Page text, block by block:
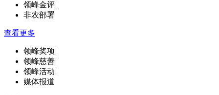
领峰金评|
非农部署
查看更多
领峰奖项|
领峰慈善|
领峰活动|
媒体报道